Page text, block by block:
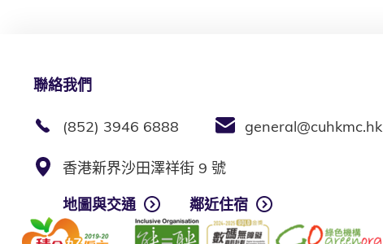
聯絡我們
(852) 3946 6888 general@cuhkmc.hk
香港新界沙田澤祥街 9 號
地圖與交通
鄰近住宿